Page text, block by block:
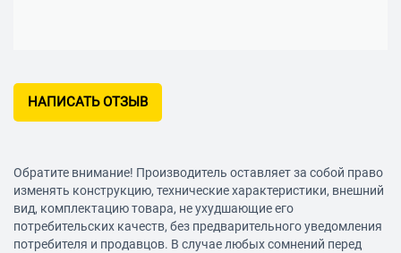
НАПИСАТЬ ОТЗЫВ
Обратите внимание! Производитель оставляет за собой право
изменять конструкцию, технические характеристики, внешний
вид, комплектацию товара, не ухудшающие его
потребительских качеств, без предварительного уведомления
потребителя и продавцов. В случае любых сомнений перед